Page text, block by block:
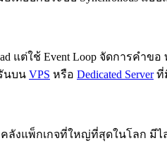
แต่ใช้ Event Loop จัดการค
นบน VPS หรือ Dedicated Serverที่
อคลังแพ็กเกจที่ใหญ่ที่สุดในโลก